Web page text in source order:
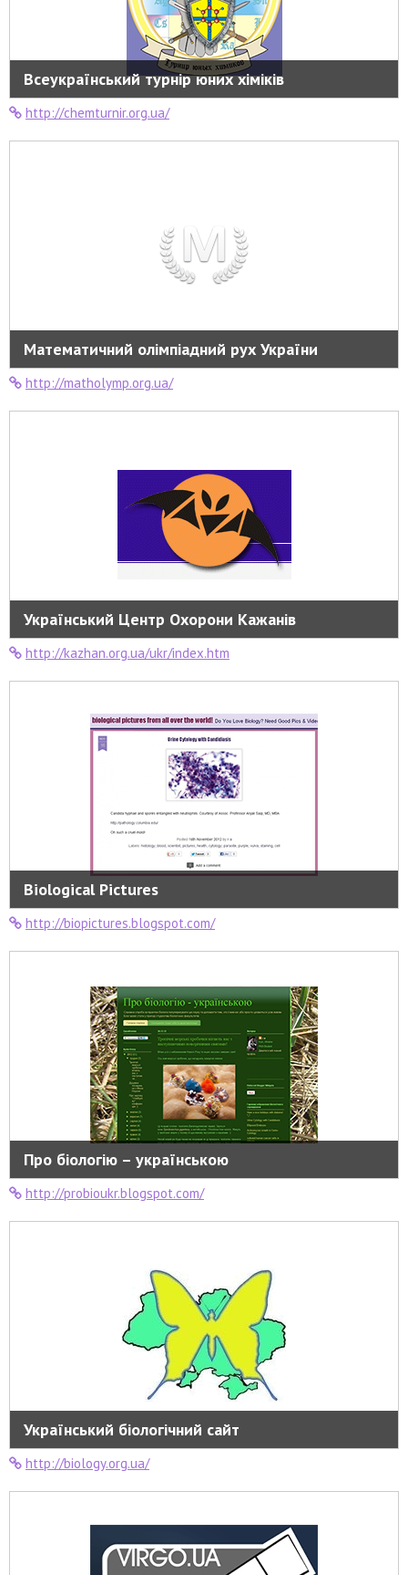
Всеукраїнський турнір юних хіміків
http://chemturnir.org.ua/
Математичний олімпіадний рух України
http://matholymp.org.ua/
Український Центр Охорони Кажанів
http://kazhan.org.ua/ukr/index.htm
Biological Pictures
http://biopictures.blogspot.com/
Про біологію – українською
http://probioukr.blogspot.com/
Український біологічний сайт
http://biology.org.ua/